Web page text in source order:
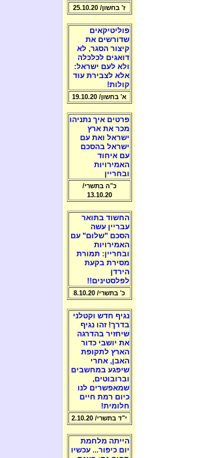
ז' בחשון/ 25.10.20
פוליטיקאים
שדורשים את
קיצור הסגר, לא
דואגים לכלכלה
ולא לעם ישראל:
אלא לצבירת עוד
קולות!
א' בחשון/ 19.10.20
פרטים איך נתניהו
מכר את ארץ
ישראל ואת עם
ישראל בהסכם
עם איחוד
האמירויות
ובחריין
כ"ה בתשרי/
13.10.20
החשוד בתואר
עבריין עשה
הסכם "שלום" עם
האמירויות
ובחריין: תמורת
מסירת בקעת
הירדן
לפלסטינים!!
כ' בתשרי/ 8.10.20
נגיף חדש וקטלני
בדרך! זהו נגיף
שיחזיר בהדרגה
את יושבי כדור
הארץ לתקופת
האבן, אחרי
שיפגע במחשבים
וברובוטים,
שמאפשרים לנו
כיום רמת חיים
חלומית!
י"ד בתשרי/ 2.10.20
הייתה מלחמת
יום כיפור... עכשיו